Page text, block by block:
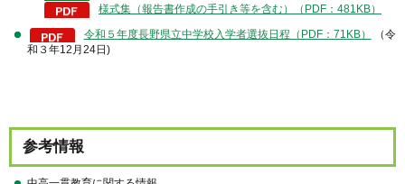
様式集（報告書作成の手引き等を含む）（PDF：481KB）
令和５年度長野県立中学校入学者選抜日程（PDF：71KB）
（令
和３年12月24日)
参考情報